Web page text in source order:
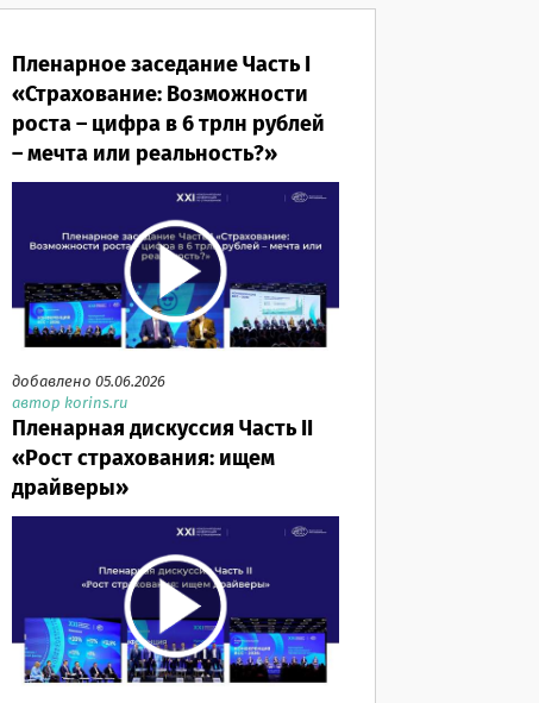
Пленарное заседание Часть I
«Страхование: Возможности
роста – цифра в 6 трлн рублей
– мечта или реальность?»
добавлено 05.06.2026
автор korins.ru
Пленарная дискуссия Часть II
«Рост страхования: ищем
драйверы»